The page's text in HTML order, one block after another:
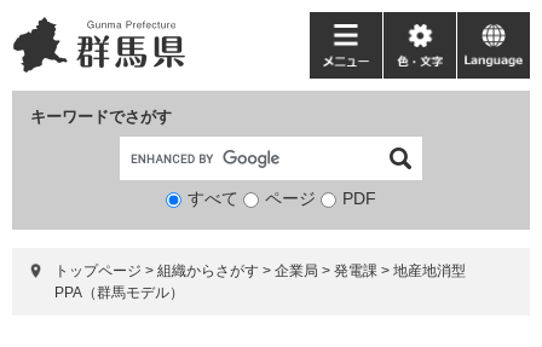
ー
ジ
ニ
ュ
て
キーワードでさがす
検
象
すべて ページ PDF
メ
ニ
ー
色・
文
language
トップページ > 組織からさがす > 企業局 > 発電課 > 地産地消型
PPA（群馬モデル）